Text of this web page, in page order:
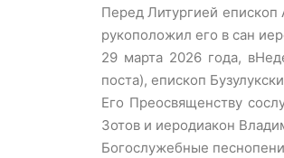
Перед Литургией
рукоположил его в сан
29 марта 2026 года,
поста), епископ
Его Преосвященству
Зотов и иеродиакон
Богослужебные